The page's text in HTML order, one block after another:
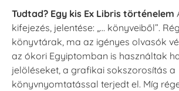
Tudtad? Egy kis Ex Libris történelem
kifejezés, jelentése: „… könyveiből”.
könyvtárak, ma az igényes olvasók
az ókori Egyiptomban is használtak
jelöléseket, a grafikai sokszorosítás a
könyvnyomtatással terjedt el. Míg